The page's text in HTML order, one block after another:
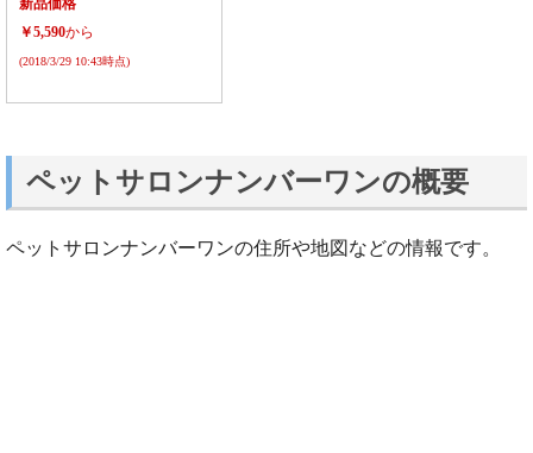
新品価格
￥5,590から
(2018/3/29 10:43時点)
ペットサロンナンバーワンの概要
ペットサロンナンバーワンの住所や地図などの情報です。